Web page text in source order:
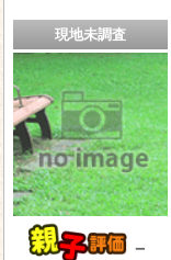
現地未調査
－